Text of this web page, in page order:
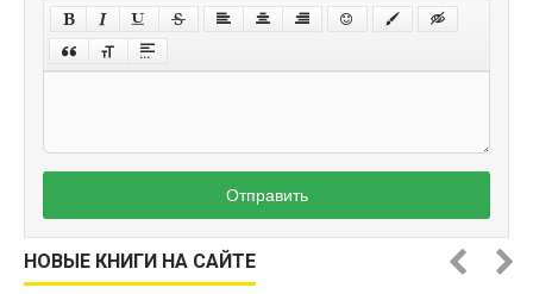
Отправить
НОВЫЕ КНИГИ НА САЙТЕ